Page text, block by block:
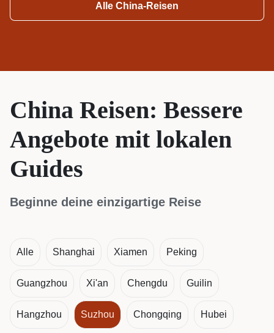
Alle China-Reisen
China Reisen: Bessere
Angebote mit lokalen
Guides
Beginne deine einzigartige Reise
Alle Shanghai Xiamen Peking
Guangzhou Xi'an Chengdu Guilin
Hangzhou Suzhou Chongqing Hubei